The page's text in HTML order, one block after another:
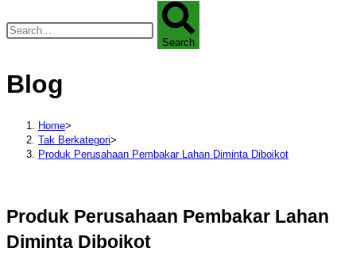
Search
Blog
Home>
Tak Berkategori>
Produk Perusahaan Pembakar Lahan Diminta Diboikot
Produk Perusahaan Pembakar Lahan
Diminta Diboikot